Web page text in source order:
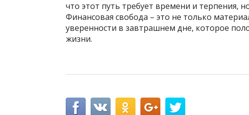
что этот путь требует времени и терпения,
Финансовая свобода – это не только
уверенности в завтрашнем дне, которое
жизни.